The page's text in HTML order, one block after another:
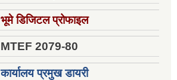
भूमे डिजिटल प्रोफाइल
MTEF 2079-80
कार्यालय प्रमुख डायरी